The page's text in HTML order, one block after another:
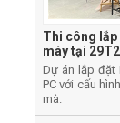
Thi công lắp
máy tại
Dự án lắp đặt
PC với cấu
mà.